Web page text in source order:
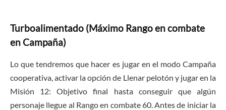
Turboalimentado (Máximo Rango en combate
en Campaña)
Lo que tendremos que hacer es jugar en el modo Campaña
cooperativa, activar la opción de Llenar pelotón y jugar en la
Misión 12: Objetivo final hasta conseguir que algún
personaje llegue al Rango en combate 60. Antes de iniciar la